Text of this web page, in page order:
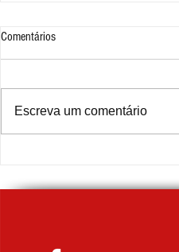
Diadema
Comentários
Escreva um comentário